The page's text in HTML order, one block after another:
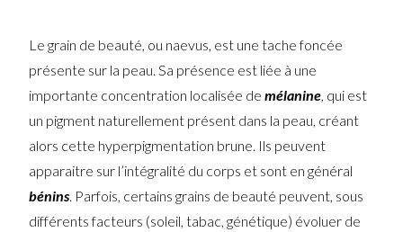
Le grain de beauté, ou naevus, est une tache foncée
présente sur la peau. Sa présence est liée à une
importante concentration localisée demélanine, qui est
un pigment naturellement présent dans la peau, créant
alors cette hyperpigmentation brune. Ils peuvent
apparaitre sur l’intégralité du corps et sont en général
bénins. Parfois, certains grains de beauté peuvent, sous
différents facteurs (soleil, tabac, génétique) évoluer de